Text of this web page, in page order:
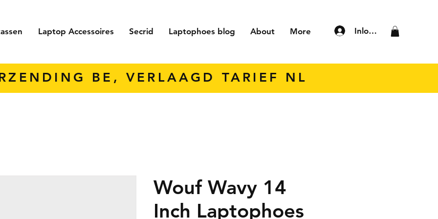
Inloggen
Laptop Accessoires Secrid Laptophoes blog About More
Wouf Wavy 14
Inch Laptophoes
BE, VERLAAGD TARIEF NL